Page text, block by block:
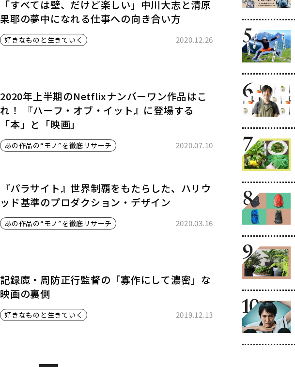
「すべては壁、だけど楽しい」中川大志と清原
果耶の夢中になれる仕事への向き合い方
好きなものと生きていく 2020.12.26
2020年上半期のNetflixナンバーワン作品はこ
れ！ 『ハーフ・オブ・イット』に登場する
「本」と「映画」
あの作品の“モノ”を徹底リサーチ 2020.07.10
『パラサイト』世界制覇をもたらした、ハリウ
ッド基準のプロダクション・デザイン
あの作品の“モノ”を徹底リサーチ 2020.03.16
記録魔・周防正行監督の「寡作にして濃密」な
映画の裏側
好きなものと生きていく 2019.12.13